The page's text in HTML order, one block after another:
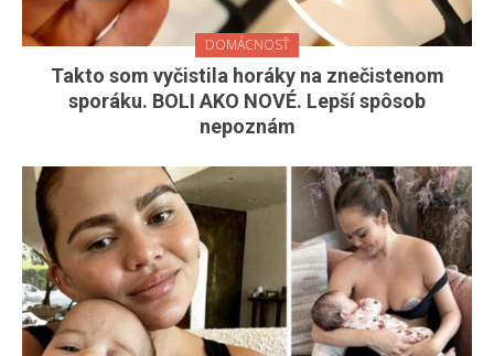
DOMÁCNOSŤ
Takto som vyčistila horáky na znečistenom
sporáku. BOLI AKO NOVÉ. Lepší spôsob
nepoznám